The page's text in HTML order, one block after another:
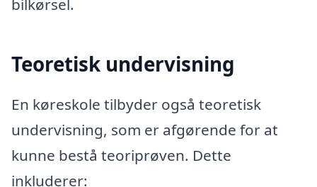
Teoretisk undervisning
En køreskole tilbyder også teoretisk
undervisning, som er afgørende for at
kunne bestå teoriprøven. Dette
inkluderer: